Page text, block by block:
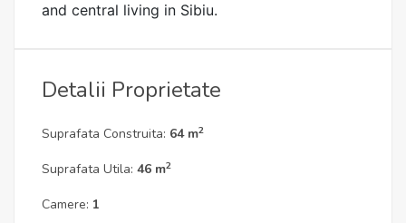
and central living in Sibiu.
Detalii Proprietate
Suprafata Construita: 64 m2
Suprafata Utila: 46 m2
Camere: 1